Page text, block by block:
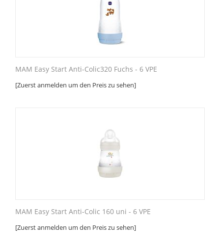
MAM Easy Start Anti-Colic320 Fuchs - 6 VPE
[Zuerst anmelden um den Preis zu sehen]
MAM Easy Start Anti-Colic 160 uni - 6 VPE
[Zuerst anmelden um den Preis zu sehen]